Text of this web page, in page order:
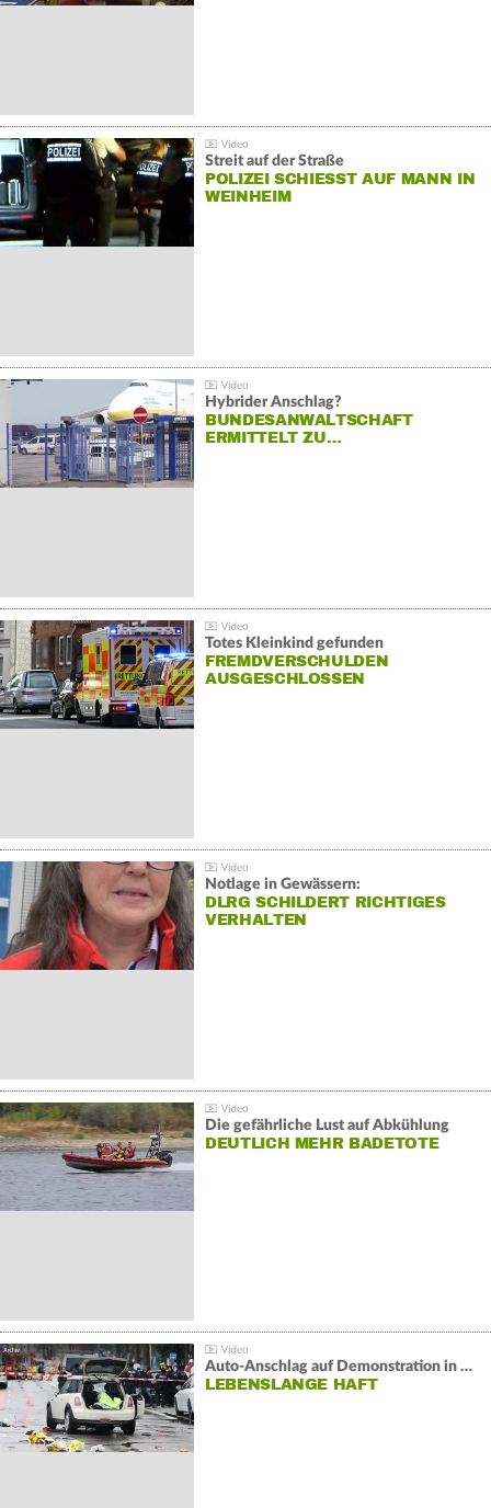
Streit auf der Straße
POLIZEI SCHIESST AUF MANN IN W
EINHEIM
Hybrider Anschlag?
BUNDESANWALTSCHAFT
ERMITTELT ZU…
Totes Kleinkind gefunden
FREMDVERSCHULDEN
AUSGESCHLOSSEN
Notlage in Gewässern:
DLRG SCHILDERT RICHTIGES
VERHALTEN
Die gefährliche Lust auf Abkühlung
DEUTLICH MEHR BADETOTE
Auto-Anschlag auf Demonstration in München:
LEBENSLANGE HAFT